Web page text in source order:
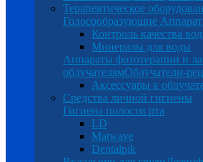
Терапевтическое
Голосообразующие
Контроль качества
Минералы для воды
Аппараты фототерапии и
облучателямОблучатели-
Аксессуары к
Средства личной гигиены
Гигиена полости рта
LD
Matwave
Dentalpik